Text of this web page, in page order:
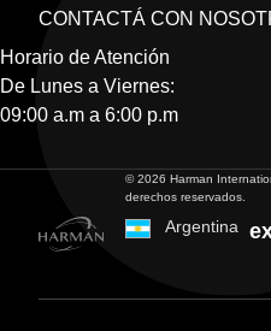
CONTACTÁ CON
Horario de Atención
De Lunes a Viernes:
09:00 a.m a 6:00 p.m
© 2026 Harman
derechos reservados.
Argentina